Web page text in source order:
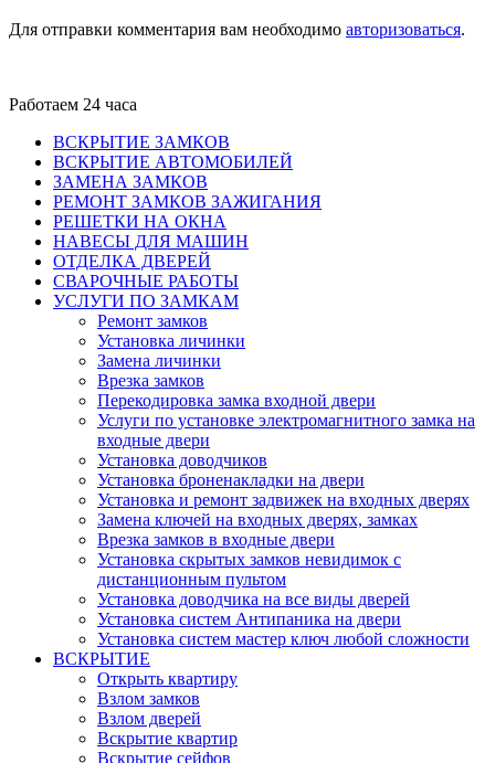
Для отправки комментария вам необходимо авторизоваться.
Работаем 24 часа
ВСКРЫТИЕ ЗАМКОВ
ВСКРЫТИЕ АВТОМОБИЛЕЙ
ЗАМЕНА ЗАМКОВ
РЕМОНТ ЗАМКОВ ЗАЖИГАНИЯ
РЕШЕТКИ НА ОКНА
НАВЕСЫ ДЛЯ МАШИН
ОТДЕЛКА ДВЕРЕЙ
СВАРОЧНЫЕ РАБОТЫ
УСЛУГИ ПО ЗАМКАМ
Ремонт замков
Установка личинки
Замена личинки
Врезка замков
Перекодировка замка входной двери
Услуги по установке электромагнитного замка на
входные двери
Установка доводчиков
Установка броненакладки на двери
Установка и ремонт задвижек на входных дверях
Замена ключей на входных дверях, замках
Врезка замков в входные двери
Установка скрытых замков невидимок с
дистанционным пультом
Установка доводчика на все виды дверей
Установка систем Антипаника на двери
Установка систем мастер ключ любой сложности
ВСКРЫТИЕ
Открыть квартиру
Взлом замков
Взлом дверей
Вскрытие квартир
Вскрытие сейфов